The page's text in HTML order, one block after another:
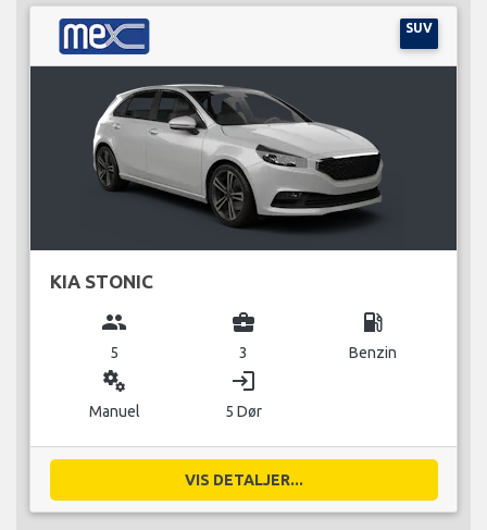
SUV
KIA STONIC
group
5
business_center
3
local_gas_station
Benzin
miscellaneous_services
Manuel
login
5 Dør
VIS DETALJER...